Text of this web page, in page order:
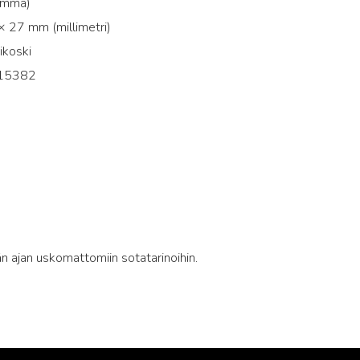
27 mm (millimetri)
uskomattomiin sotatarinoihin.